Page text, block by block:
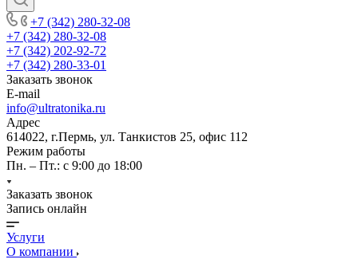
+7 (342) 280-32-08
+7 (342) 280-32-08
+7 (342) 202-92-72
+7 (342) 280-33-01
Заказать звонок
E-mail
info@ultratonika.ru
Адрес
614022, г.Пермь, ул. Танкистов 25, офис 112
Режим работы
Пн. – Пт.: с 9:00 до 18:00
Заказать звонок
Запись онлайн
Услуги
О компании